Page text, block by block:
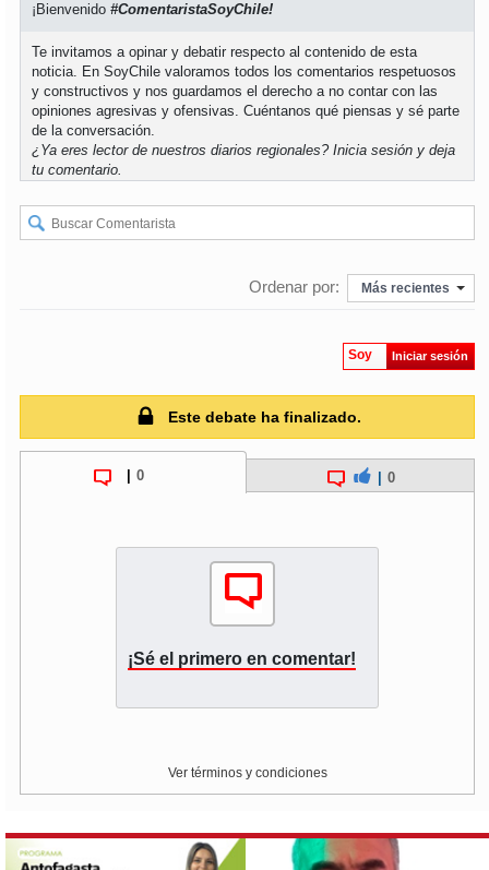
¡Bienvenido#ComentaristaSoyChile!
Te invitamos a opinar y debatir respecto al contenido de esta
noticia. En SoyChile valoramos todos los comentarios respetuosos
y constructivos y nos guardamos el derecho a no contar con las
opiniones agresivas y ofensivas. Cuéntanos qué piensas y sé parte
de la conversación.
¿Ya eres lector de nuestros diarios regionales?Inicia sesión y deja
tu comentario.
Ordenar por: Más recientes
Soy Iniciar sesión
Este debate ha finalizado.
0 0
¡Sé el primero en comentar!
Ver términos y condiciones